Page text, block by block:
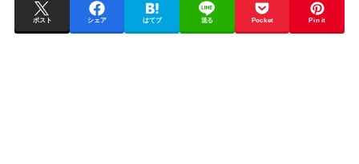
ポスト シェア はてブ 送る Pocket Pin it